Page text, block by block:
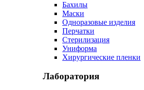
Бахилы
Маски
Одноразовые изделия
Перчатки
Стерилизация
Униформа
Хирургические пленки
Лаборатория